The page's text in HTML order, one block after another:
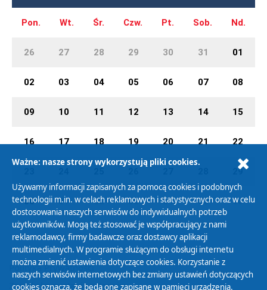
Pon. Wt. Śr. Czw. Pt. Sob. Nd.
26 27 28 29 30 31 01
02 03 04 05 06 07 08
09 10 11 12 13 14 15
16 17 18 19 20 21 22
29
30 01 02 03 04 05 06
Polityka Prywatności
Zasady korzystania z Serwisu
Ważne: nasze strony wykorzystują pliki cookies.
Używamy informacji zapisanych za pomocą cookies i podobnych
technologii m.in. w celach reklamowych i statystycznych oraz w celu
dostosowania naszych serwisów do indywidualnych potrzeb
użytkowników. Mogą też stosować je współpracujący z nami
reklamodawcy, firmy badawcze oraz dostawcy aplikacji
multimedialnych. W programie służącym do obsługi internetu
można zmienić ustawienia dotyczące cookies. Korzystanie z
naszych serwisów internetowych bez zmiany ustawień dotyczących
cookies oznacza, że będą one zapisane w pamięci urządzenia.